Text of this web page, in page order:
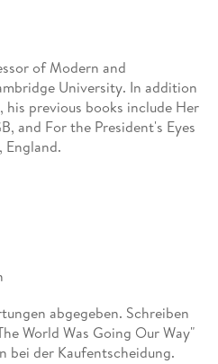
of Modern and
University. In addition
his previous books include Her
and For the President's Eyes
England.
abgegeben. Schreiben
World Was Going Our Way"
bei der Kaufentscheidung.